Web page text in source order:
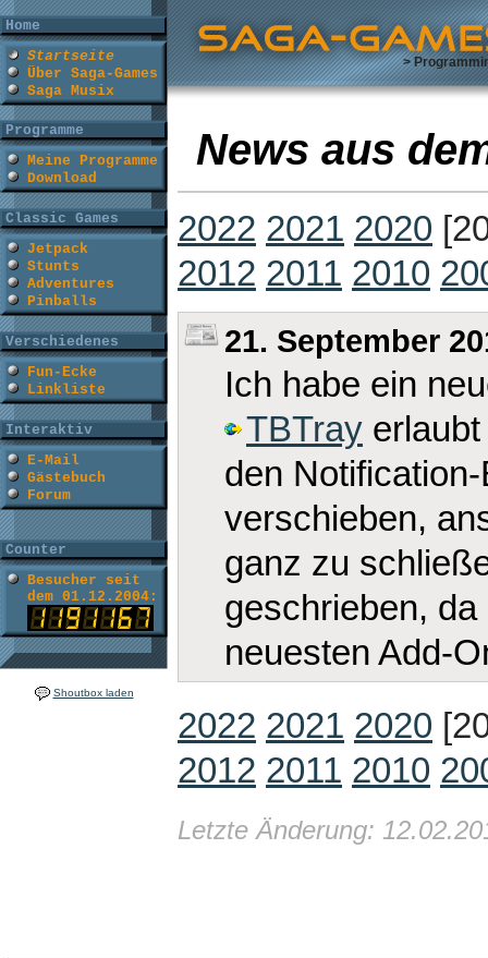
Home
Startseite
Über Saga-Games
Saga Musix
Programme
Meine Programme
Download
Classic Games
Jetpack
Stunts
Adventures
Pinballs
Verschiedenes
Fun-Ecke
Linkliste
Interaktiv
E-Mail
Gästebuch
Forum
Counter
Besucher seit
dem 01.12.2004:
Shoutbox laden
>
News aus
2022 2021 2020
2012 2011 2010
21. September
Ich habe ein
TBTray
den
verschieben,
ganz zu
geschrieben,
neuesten Add-
2022 2021 2020
2012 2011 2010
Letzte Änderung: